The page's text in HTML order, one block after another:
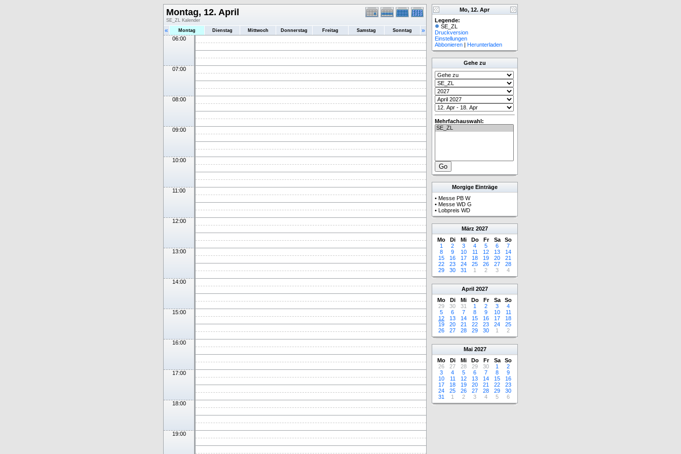
Montag, 12. April
SE_ZL Kalender
« Montag Dienstag Mittwoch Donnerstag Freitag Samstag Sonntag »
06:00
07:00
08:00
09:00
10:00
11:00
12:00
13:00
14:00
15:00
16:00
17:00
18:00
19:00
Mo, 12. Apr
Legende:
SE_ZL
Druckversion
Einstellungen
Abbonieren | Herunterladen
Gehe zu
Mehrfachauswahl:
Morgige Einträge
• Messe PB W
• Messe WD G
• Lobpreis WD
März 2027
Mo
Di Mi Do Fr Sa
So
1
2 3 4 5 6
7
8
9 10 11 12 13
14
15
16 17 18 19 20
21
22
23 24 25 26 27
28
29
30 31 1 2 3 4
April 2027
Mo
Di Mi Do Fr Sa
So
29
30 31 1 2 3
4
5
6 7 8 9 10
11
12
13 14 15 16 17
18
19
20 21 22 23 24
25
26
27 28 29 30 1 2
Mai 2027
Mo
Di Mi Do Fr Sa
So
26
27 28 29 30 1
2
3
4 5 6 7 8
9
10
11 12 13 14 15
16
17
18 19 20 21 22
23
24
25 26 27 28 29
30
31
1 2 3 4 5 6